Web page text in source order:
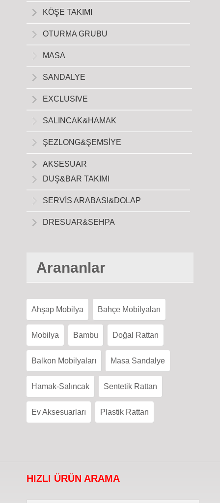
KÖŞE TAKIMI
OTURMA GRUBU
MASA
SANDALYE
EXCLUSIVE
SALINCAK&HAMAK
ŞEZLONG&ŞEMSİYE
AKSESUAR
DUŞ&BAR TAKIMI
SERVİS ARABASI&DOLAP
DRESUAR&SEHPA
Arananlar
Ahşap Mobilya Bahçe Mobilyaları
Mobilya Bambu Doğal Rattan
Balkon Mobilyaları Masa Sandalye
Hamak-Salıncak Sentetik Rattan
Ev Aksesuarları Plastik Rattan
HIZLI ÜRÜN ARAMA